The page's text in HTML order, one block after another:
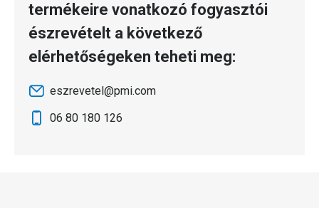
termékeire vonatkozó fogyasztói
észrevételt a következő
elérhetőségeken teheti meg:
eszrevetel@pmi.com
06 80 180 126